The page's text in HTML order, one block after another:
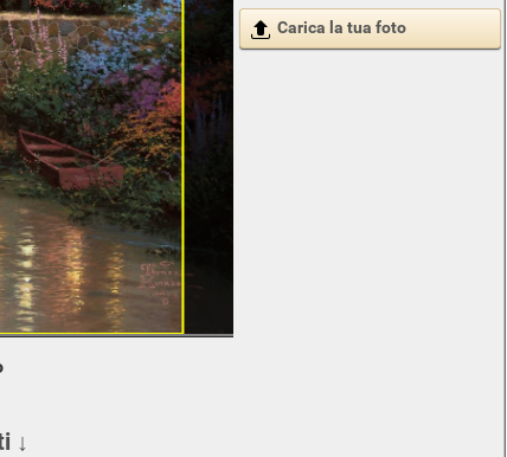
Carica la tua foto
↓